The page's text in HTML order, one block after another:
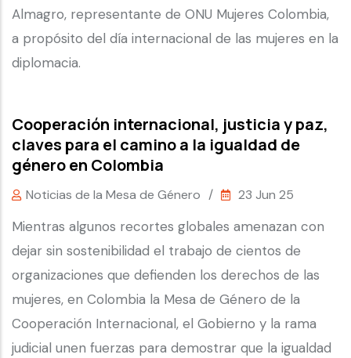
Almagro, representante de ONU Mujeres Colombia,
a propósito del día internacional de las mujeres en la
diplomacia.
Cooperación internacional, justicia y paz,
claves para el camino a la igualdad de
género en Colombia
Noticias de la Mesa de Género / 23 Jun 25
Mientras algunos recortes globales amenazan con
dejar sin sostenibilidad el trabajo de cientos de
organizaciones que defienden los derechos de las
mujeres, en Colombia la Mesa de Género de la
Cooperación Internacional, el Gobierno y la rama
judicial unen fuerzas para demostrar que la igualdad